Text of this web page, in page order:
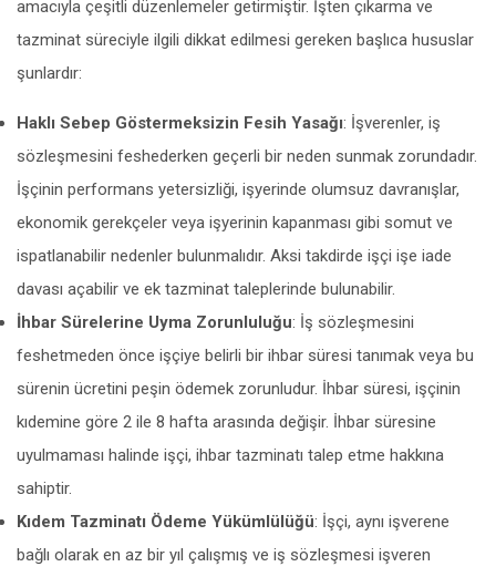
amacıyla çeşitli düzenlemeler getirmiştir. İşten çıkarma ve
tazminat süreciyle ilgili dikkat edilmesi gereken başlıca hususlar
şunlardır:
Haklı Sebep Göstermeksizin Fesih Yasağı: İşverenler, iş
sözleşmesini feshederken geçerli bir neden sunmak zorundadır.
İşçinin performans yetersizliği, işyerinde olumsuz davranışlar,
ekonomik gerekçeler veya işyerinin kapanması gibi somut ve
ispatlanabilir nedenler bulunmalıdır. Aksi takdirde işçi işe iade
davası açabilir ve ek tazminat taleplerinde bulunabilir.
İhbar Sürelerine Uyma Zorunluluğu: İş sözleşmesini
feshetmeden önce işçiye belirli bir ihbar süresi tanımak veya bu
sürenin ücretini peşin ödemek zorunludur. İhbar süresi, işçinin
kıdemine göre 2 ile 8 hafta arasında değişir. İhbar süresine
uyulmaması halinde işçi, ihbar tazminatı talep etme hakkına
sahiptir.
Kıdem Tazminatı Ödeme Yükümlülüğü: İşçi, aynı işverene
bağlı olarak en az bir yıl çalışmış ve iş sözleşmesi işveren